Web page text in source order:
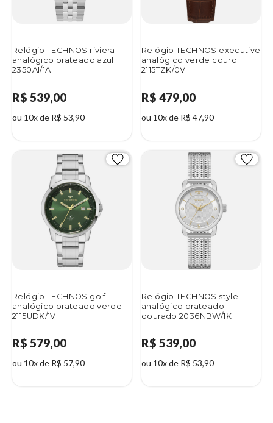
Relógio TECHNOS riviera
analógico prateado azul
2350AI/1A
R$ 539,00
ou 10x de R$ 53,90
Relógio TECHNOS executive
analógico verde couro
2115TZK/0V
R$ 479,00
ou 10x de R$ 47,90
Relógio TECHNOS golf
analógico prateado verde
2115UDK/1V
R$ 579,00
ou 10x de R$ 57,90
Relógio TECHNOS style
analógico prateado
dourado 2036NBW/1K
R$ 539,00
ou 10x de R$ 53,90